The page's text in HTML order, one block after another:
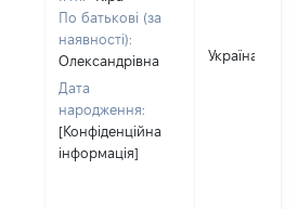
По батькові (за
наявності):
Олександрівна
Дата
народження:
[Конфіденційна
інформація]
Україна